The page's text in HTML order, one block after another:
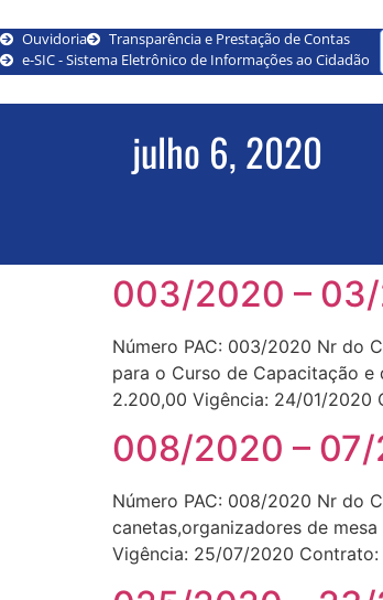
Ouvidoria
Transparência e Prestação de Contas
e-SIC - Sistema Eletrônico de Informações ao Cidadão
julho 6, 2020
003/2020 –
Número PAC: 003/2020 Nr do
para o Curso de Capacitação e
2.200,00 Vigência: 24/01/2020
008/2020 –
Número PAC: 008/2020 Nr do
canetas,organizadores de
Vigência: 25/07/2020 Contrato: